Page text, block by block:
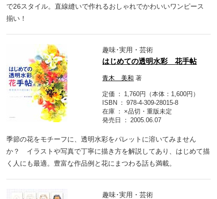
で26スタイル。直線縫いで作れるおしゃれでかわいいワンピース
揃い！
趣味･実用・芸術
はじめての透明水彩 花手帖
青木 美和 著
定価
1,760円（本体：1,600円）
ISBN
978-4-309-28015-8
在庫
×品切・重版未定
発売日
2005.06.07
季節の花をモチーフに、透明水彩をパレットに溶いてみません
か？ イラストや写真で丁寧に描き方を解説してあり、はじめて描
く人にも最適。豊富な作品例と花にまつわる話も満載。
趣味･実用・芸術